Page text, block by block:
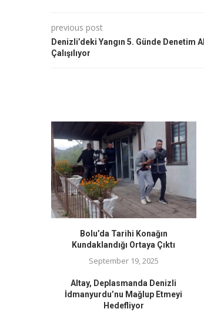
previous post
Denizli’deki Yangın 5. Günde Denetim
Çalışılıyor
Bolu’da Tarihi Konağın
Kundaklandığı Ortaya Çıktı
September 19, 2025
Altay, Deplasmanda Denizli
İdmanyurdu’nu Mağlup Etmeyi
Hedefliyor